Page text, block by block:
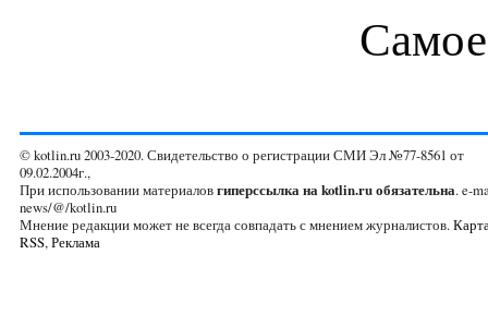
© kotlin.ru 2003-2020. Свидетельство о регистрации СМИ Эл №77-8561 от
09.02.2004г.,
При использовании материаловгиперссылка на kotlin.ru обязательна. e-
news/@/kotlin.ru
Мнение редакции может не всегда совпадать с мнением журналистов.
RSS,Реклама